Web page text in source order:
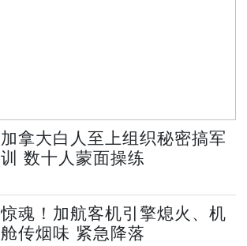
面操练
加拿大白人至上组织秘密搞军
训 数十人蒙面操练
惊魂！加航客机引擎熄火、机
舱传烟味 紧急降落